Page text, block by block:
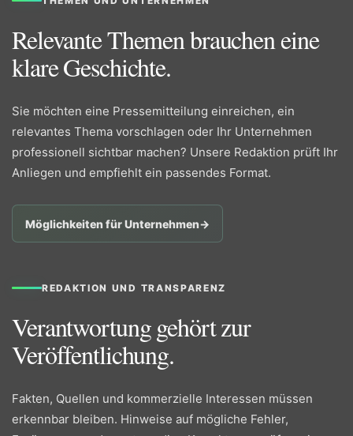
Relevante Themen brauchen eine
klare Geschichte.
Sie möchten eine Pressemitteilung einreichen, ein
relevantes Thema vorschlagen oder Ihr Unternehmen
professionell sichtbar machen? Unsere Redaktion prüft Ihr
Anliegen und empfiehlt ein passendes Format.
Möglichkeiten für Unternehmen→
REDAKTION UND TRANSPARENZ
Verantwortung gehört zur
Veröffentlichung.
Fakten, Quellen und kommerzielle Interessen müssen
erkennbar bleiben. Hinweise auf mögliche Fehler,